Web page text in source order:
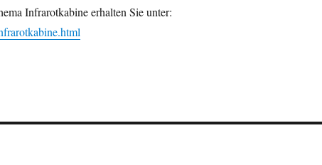
Infrarotkabine erhalten Sie unter: